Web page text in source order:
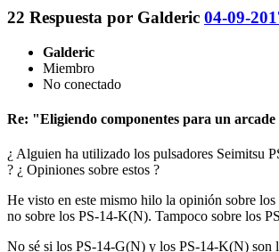
22 Respuesta por Galderic 04-09-
Galderic
Miembro
No conectado
Re: "Eligiendo componentes para un
¿ Alguien ha utilizado los pulsadores Seimitsu
? ¿ Opiniones sobre estos ?
He visto en este mismo hilo la opinión sobre
no sobre los PS-14-K(N). Tampoco sobre los
No sé si los PS-14-G(N) y los PS-14-K(N) son